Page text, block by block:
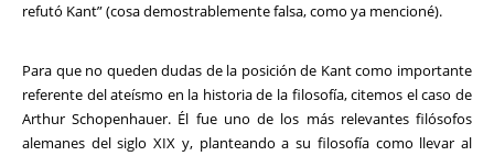
refutó Kant” (cosa demostrablemente falsa, como ya mencioné).
Para que no queden dudas de la posición de Kant como importante
referente del ateísmo en la historia de la filosofía, citemos el caso de
Arthur Schopenhauer. Él fue uno de los más relevantes filósofos
alemanes del siglo XIX y, planteando a su filosofía como llevar al